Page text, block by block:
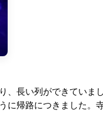
、長い列ができていま
に帰路につきました